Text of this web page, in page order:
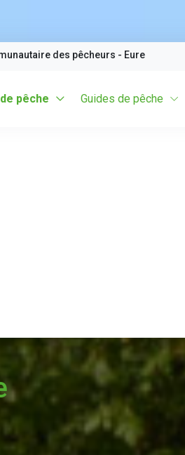
des pêcheurs - Eure
pêche Guides de pêche